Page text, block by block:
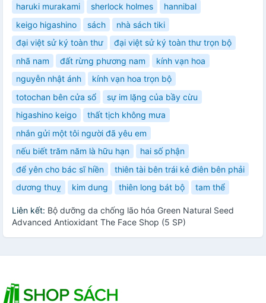
haruki murakami
sherlock holmes
hannibal
keigo higashino
sách
nhà sách tiki
đại việt sử ký toàn thư
đại việt sử ký toàn thư trọn bộ
nhã nam
đất rừng phương nam
kính vạn hoa
nguyễn nhật ánh
kính vạn hoa trọn bộ
totochan bên cửa sổ
sự im lặng của bầy cừu
higashino keigo
thất tịch không mưa
nhắn gửi một tôi người đã yêu em
nếu biết trăm năm là hữu hạn
hai số phận
để yên cho bác sĩ hiền
thiên tài bên trái kẻ điên bên phải
dương thuỵ
kim dung thiên long bát bộ tam thể
Liên kết: Bộ dưỡng da chống lão hóa Green Natural Seed
Advanced Antioxidant The Face Shop (5 SP)